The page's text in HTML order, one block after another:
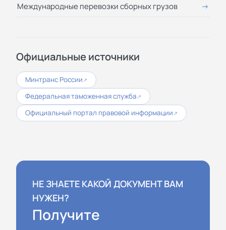
Международные перевозки сборных грузов
Официальные источники
Минтранс России ↗
Федеральная таможенная служба ↗
Официальный портал правовой информации ↗
НЕ ЗНАЕТЕ КАКОЙ ДОКУМЕНТ ВАМ
НУЖЕН?
Получите